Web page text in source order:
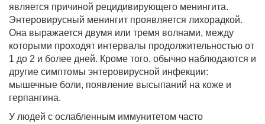
является причиной рецидивирующего менингита.
Энтеровирусный менингит проявляется лихорадкой.
Она выражается двумя или тремя волнами, между
которыми проходят интервалы продолжительностью от
1 до 2 и более дней. Кроме того, обычно наблюдаются и
другие симптомы энтеровирусной инфекции:
мышечные боли, появление высыпаний на коже и
герпангина.
У людей с ослабленным иммунитетом часто